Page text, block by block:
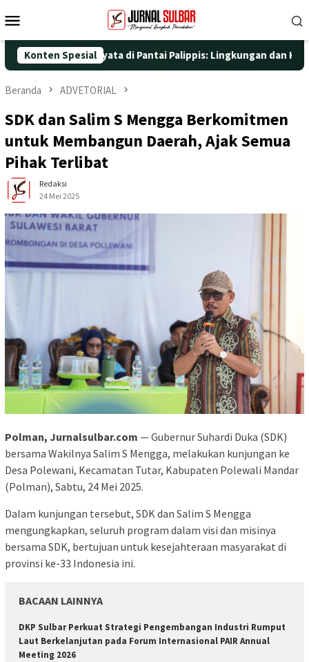
ke
Mobile
Konten Spesial
Aksi Nyata di Pantai Palippis: Lingkungan dan Kesehatan
Beranda ADVETORIAL
SDK dan Salim S Mengga Berkomitmen
untuk Membangun Daerah, Ajak Semua
Pihak Terlibat
Redaksi
24 Mei 2025
Polman, Jurnalsulbar.com — Gubernur Suhardi Duka (SDK)
bersama Wakilnya Salim S Mengga, melakukan kunjungan ke
Desa Polewani, Kecamatan Tutar, Kabupaten Polewali Mandar
(Polman), Sabtu, 24 Mei 2025.
Dalam kunjungan tersebut, SDK dan Salim S Mengga
mengungkapkan, seluruh program dalam visi dan misinya
bersama SDK, bertujuan untuk kesejahteraan masyarakat di
provinsi ke-33 Indonesia ini.
BACAAN LAINNYA
DKP Sulbar Perkuat Strategi Pengembangan Industri Rumput
Laut Berkelanjutan pada Forum Internasional PAIR Annual
Meeting 2026